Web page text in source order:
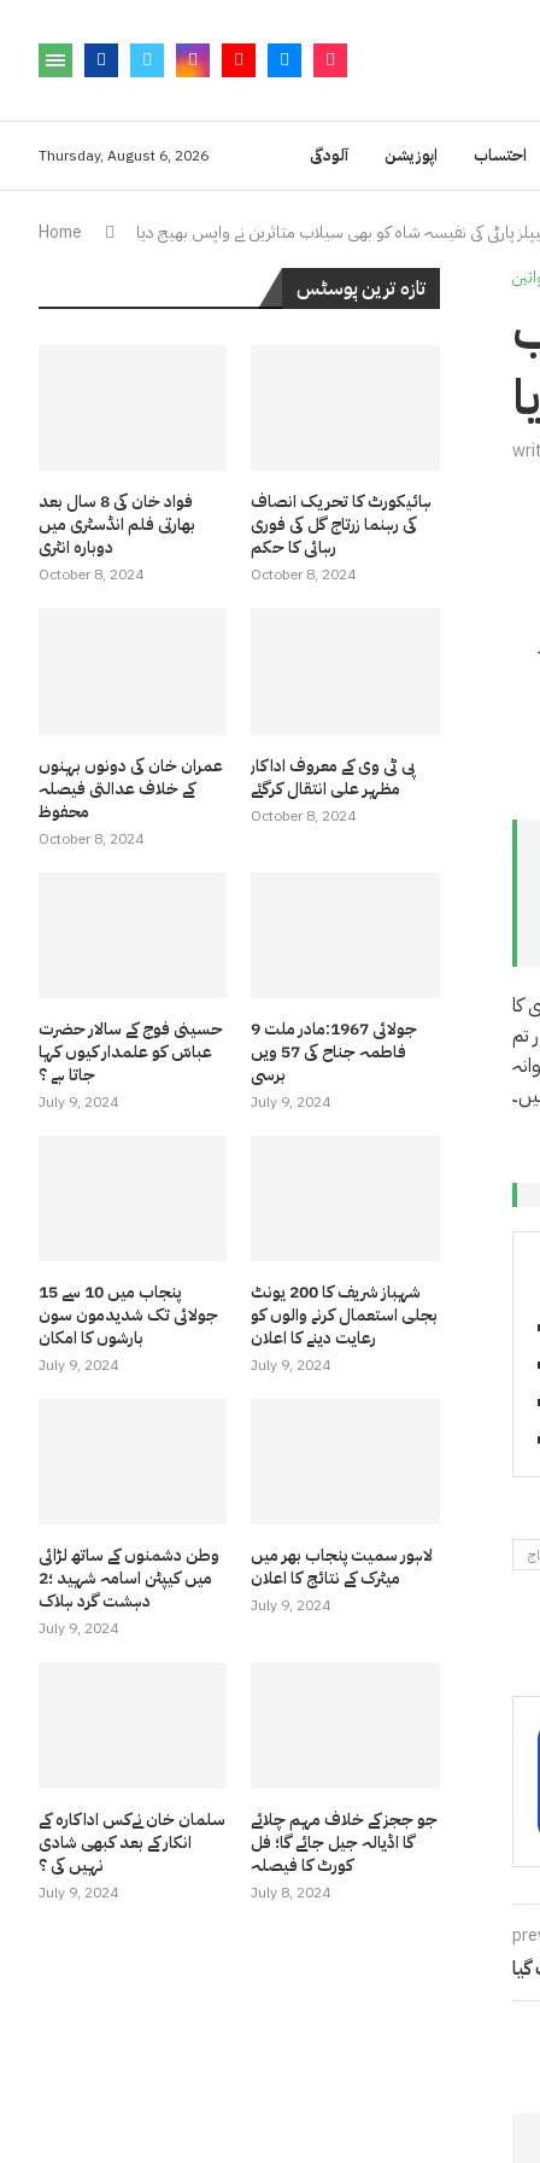
Thursday, August 6, 2026 آلودگی اپوزیشن احتساب
Home پارٹی کی نفیسہ شاہ کو بھی سیلاب متاثرین نے واپس بھیج دیا
کا
تم
تازہ ترین پوسٹس
فواد خان کی 8 سال بعد
بھارتی فلم انڈسٹری میں
دوبارہ انٹری
October 8, 2024
ہائیکورٹ کا تحریک انصاف
کی رہنما زرتاج گل کی فوری
رہائی کا حکم
October 8, 2024
عمران خان کی دونوں بہنوں
کے خلاف عدالتی فیصلہ
محفوظ
October 8, 2024
پی ٹی وی کے معروف اداکار
مظہر علی انتقال کرگئے
October 8, 2024
حسینی فوج کے سالار حضرت
عباسّ کو علمدار کیوں کہا
جاتا ہے ؟
July 9, 2024
9 جولائی 1967:مادر ملت
فاطمہ جناح کی 57 ویں
برسی
July 9, 2024
پنجاب میں 10 سے 15
جولائی تک شدیدمون سون
بارشوں کا امکان
July 9, 2024
شہباز شریف کا 200 یونٹ
بجلی استعمال کرنے والوں کو
رعایت دینے کا اعلان
July 9, 2024
وطن دشمنوں کے ساتھ لڑائی
میں کیپٹن اسامہ شہید ؛2
دہشت گرد ہلاک
July 9, 2024
لاہور سمیت پنجاب بھر میں
میٹرک کے نتائج کا اعلان
July 9, 2024
سلمان خان نےکس اداکارہ کے
انکار کے بعد کبھی شادی
نہیں کی ؟
July 9, 2024
جو ججز کے خلاف مہم چلائے
گا اڈیالہ جیل جائے گا؛ فل
کورٹ کا فیصلہ
July 8, 2024